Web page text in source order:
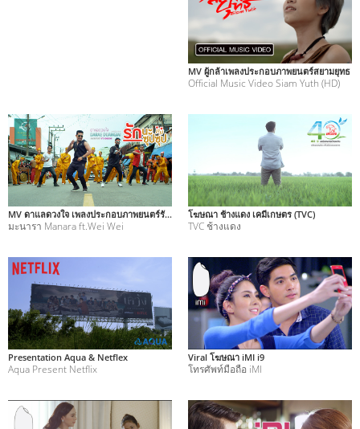
MV ผู้กล้าเพลงประกอบภาพยนตร์สยามยุทธ
Official Music Video Siam Yuth (HD)
MV ดาแลดวงใจ เพลงประกอบภาพยนตร์รักนะซุปซุป
มะนารา Manara ft.​Wei Wei
โฆษณา ช้างแดง เคมีเกษตร (TVC)
TVC ช้างแดง
Presentation Aqua & Netflex
Aqua Present Netflix
Viral โฆษณา iMI i9
โทรศัพท์มือถือ iMI